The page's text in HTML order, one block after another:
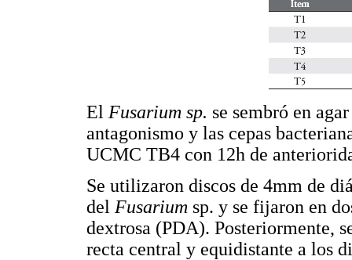
El Fusarium sp. se sembró en
antagonismo y las cepas
UCMC TB4 con 12h de
Se utilizaron discos de 4mm de
del Fusarium sp. y se fijaron en
dextrosa (PDA). Posteriormente,
recta central y equidistante a los